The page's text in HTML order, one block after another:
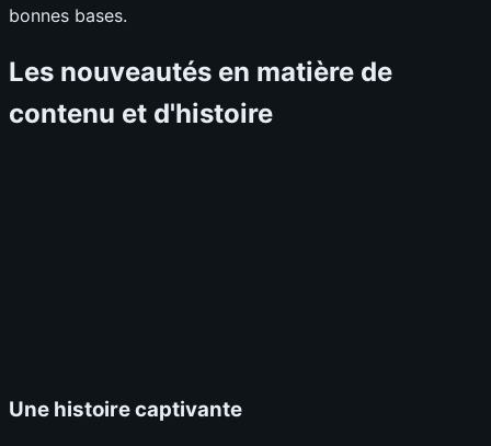
bonnes bases.
Les nouveautés en matière de
contenu et d'histoire
Une histoire captivante